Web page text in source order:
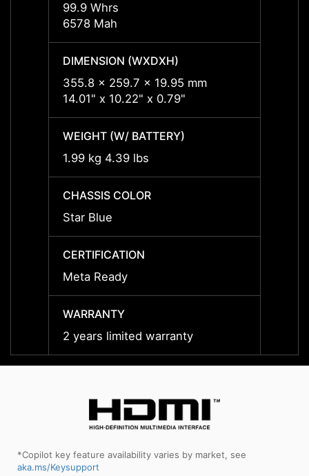
99.9 Whrs
6578 Mah
DIMENSION (WXDXH)
355.8 x 259.7 x 19.95 mm
14.01" x 10.22" x 0.79"
WEIGHT (W/ BATTERY)
1.99 kg 4.39 lbs
CHASSIS COLOR
Star Blue
CERTIFICATION
Meta Ready
WARRANTY
2 years limited warranty
*Copilot key feature availability varies by market, see
aka.ms/Keysupport